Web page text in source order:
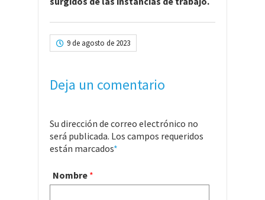
9 de agosto de 2023
Deja un comentario
Su dirección de correo electrónico no
será publicada. Los campos requeridos
están marcados*
Nombre *